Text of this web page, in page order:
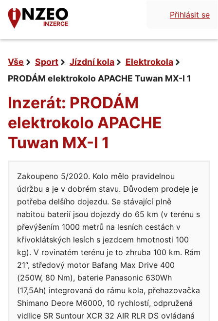
INZERCE
Přihlásit se
Vše Sport Jízdní kola
Elektrokola
PRODÁM elektrokolo APACHE Tuwan MX-I 1
Inzerát: PRODÁM
elektrokolo APACHE
Tuwan MX-I 1
Zakoupeno 5/2020. Kolo mělo pravidelnou
údržbu a je v dobrém stavu. Důvodem prodeje je
potřeba delšího dojezdu. Se stávající plně
nabitou baterií jsou dojezdy do 65 km (v terénu s
převýšením 1000 metrů na lesních cestách v
křivoklátských lesích s jezdcem hmotnosti 100
kg). V rovinatém terénu je to zhruba 100 km. Rám
21“, středový motor Bafang Max Drive 400
(250W, 80 Nm), baterie Panasonic 630Wh
(17,5Ah) integrovaná do rámu kola, přehazovačka
Shimano Deore M6000, 10 rychlostí, odpružená
vidlice SR Suntour XCR 32 AIR RLR DS ovládaná